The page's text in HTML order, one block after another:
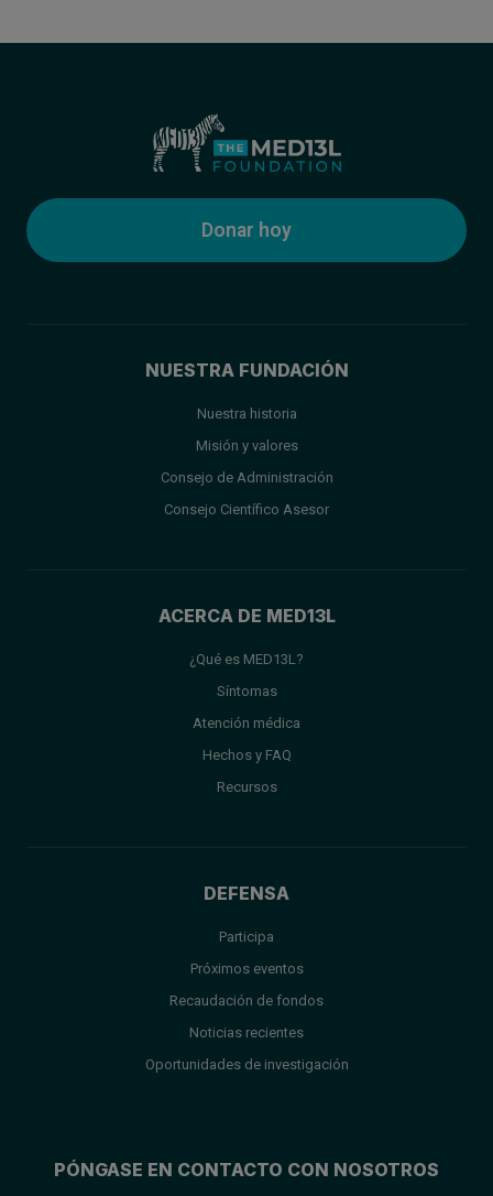
Donar hoy
NUESTRA FUNDACIÓN
Nuestra historia
Misión y valores
Consejo de Administración
Consejo Científico Asesor
ACERCA DE MED13L
¿Qué es MED13L?
Síntomas
Atención médica
Hechos y FAQ
Recursos
DEFENSA
Participa
Próximos eventos
Recaudación de fondos
Noticias recientes
Oportunidades de investigación
PÓNGASE EN CONTACTO CON NOSOTROS